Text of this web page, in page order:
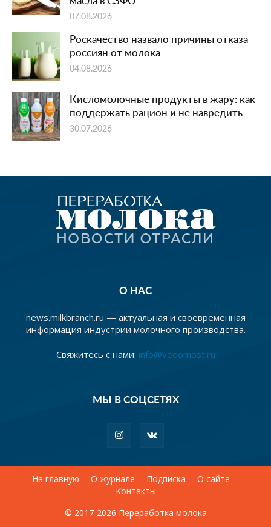
07.08.2026
Роскачество назвало причины отказа
россиян от молока
04.08.2026
Кисломолочные продукты в жару: как
поддержать рацион и не навредить
30.07.2026
О НАС
news.milkbranch.ru — актуальная и своевременная
информация индустрии молочного производства.
Свяжитесь с нами: info@vedomost.ru
МЫ В СОЦСЕТЯХ
На главную О журнале Подписка
О сайте
Контакты
© 2017-2026 Переработка молока